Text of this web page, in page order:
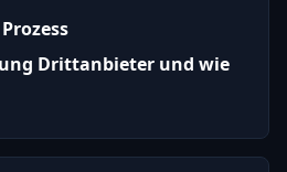
Drittanbieter und wie